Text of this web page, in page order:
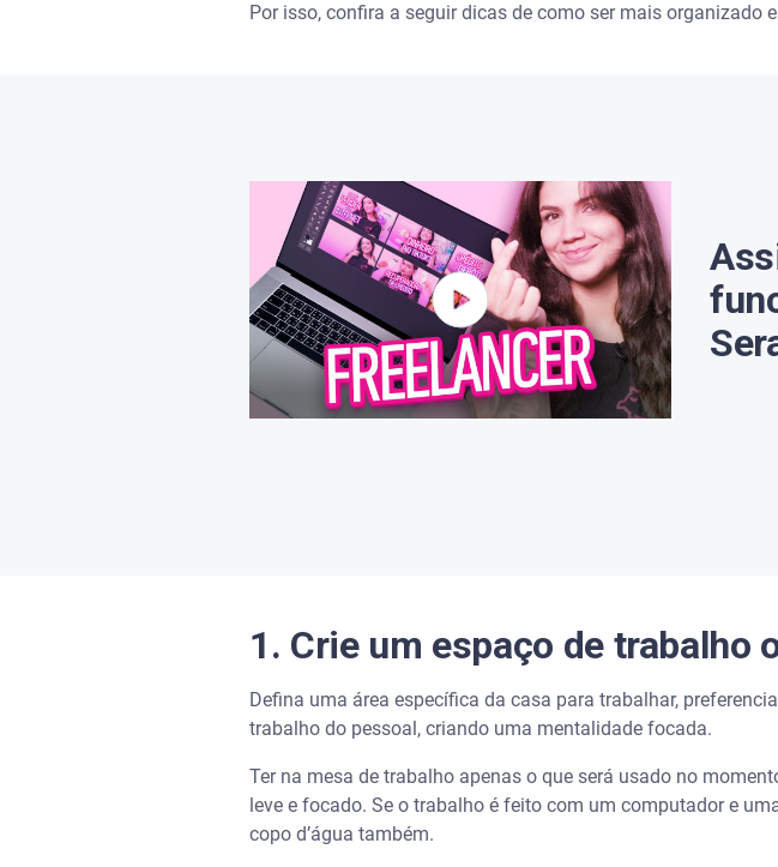
5. Utilize ferramentas de produtividade
8. Mantenha uma comunicação clara com a equipe de
9. Evite multitarefas
10. Reserve tempo para si mesmo
Organize seus meios de pagamento com o aplicativo
Por isso, confira a seguir dicas de como ser mais organizado
1. Crie um espaço de trabalho
Defina uma área específica da casa para trabalhar,
trabalho do pessoal, criando uma mentalidade focada.
Ter na mesa de trabalho apenas o que será usado no
leve e focado. Se o trabalho é feito com um computador e
copo d’água também.